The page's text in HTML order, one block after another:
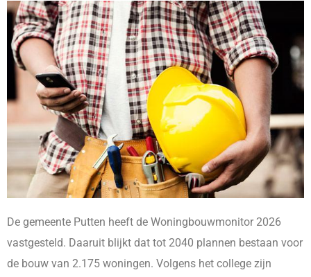
De gemeente Putten heeft de Woningbouwmonitor 2026
vastgesteld. Daaruit blijkt dat tot 2040 plannen bestaan voor
de bouw van 2.175 woningen. Volgens het college zijn